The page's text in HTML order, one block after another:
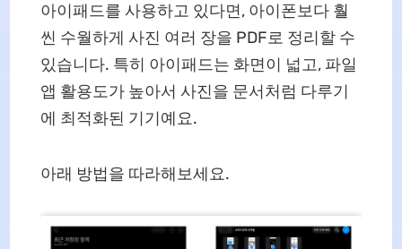
아이패드를 사용하고 있다면, 아이폰보다 훨
씬 수월하게 사진 여러 장을 PDF로 정리할 수
있습니다. 특히 아이패드는 화면이 넓고, 파일
앱 활용도가 높아서 사진을 문서처럼 다루기
에 최적화된 기기예요.
아래 방법을 따라해보세요.